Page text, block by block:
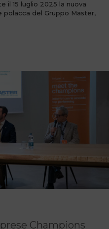
il 15 luglio 2025 la nuova
polacca del Gruppo Master,
Champions